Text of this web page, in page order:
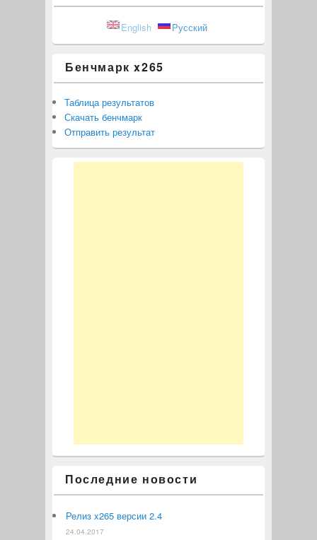
English Русский
Бенчмарк x265
Таблица результатов
Скачать бенчмарк
Отправить результат
Последние новости
Релиз x265 версии 2.4
24.04.2017